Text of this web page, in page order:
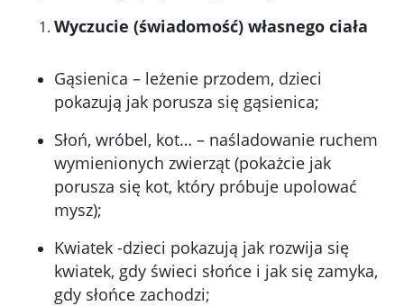
Wyczucie (świadomość) własnego ciała
Gąsienica – leżenie przodem, dzieci
pokazują jak porusza się gąsienica;
Słoń, wróbel, kot… – naśladowanie ruchem
wymienionych zwierząt (pokażcie jak
porusza się kot, który próbuje upolować
mysz);
Kwiatek -dzieci pokazują jak rozwija się
kwiatek, gdy świeci słońce i jak się zamyka,
gdy słońce zachodzi;